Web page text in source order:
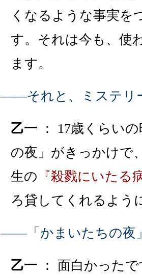
くなるような事実を
す。それは今も、使
ます。
――それと、ミステリ
乙一 ： 17歳くらい
の夜」がきっかけで
生の 『殺戮にいたる
ろ貸してくれるよう
――「かまいたちの夜
乙一 ： 面白かった